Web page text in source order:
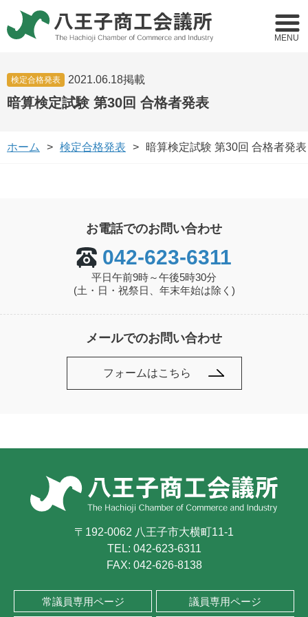
MENU
検定合格発表 2021.06.18掲載
暗算検定試験 第30回 合格者発表
ホーム 検定合格発表 暗算検定試験 第30回 合格者発表
お電話でのお問い合わせ
042-623-6311
平日午前9時～午後5時30分
(土・日・祝祭日、年末年始は除く)
メールでのお問い合わせ
フォームはこちら
〒192-0062 八王子市大横町11-1
TEL: 042-623-6311
FAX: 042-626-8138
常議員専用ページ 議員専用ページ